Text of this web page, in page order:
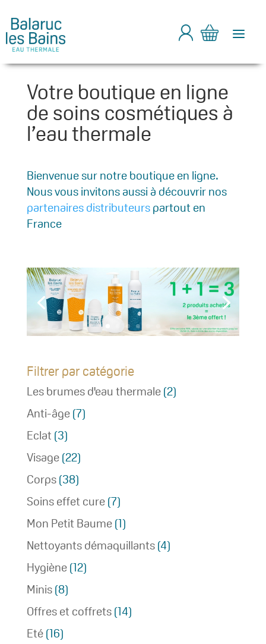
a
Votre boutique en ligne
de soins cosmétiques à
l’eau thermale
Bienvenue sur notre boutique en ligne.
Nous vous invitons aussi à découvrir nos
partenaires distributeurspartout en
France
Filtrer par catégorie
Les brumes d'eau thermale (2)
Anti-âge (7)
Eclat (3)
Visage (22)
Corps (38)
Soins effet cure (7)
Mon Petit Baume (1)
Nettoyants démaquillants (4)
Hygiène (12)
Minis (8)
Offres et coffrets (14)
Eté (16)